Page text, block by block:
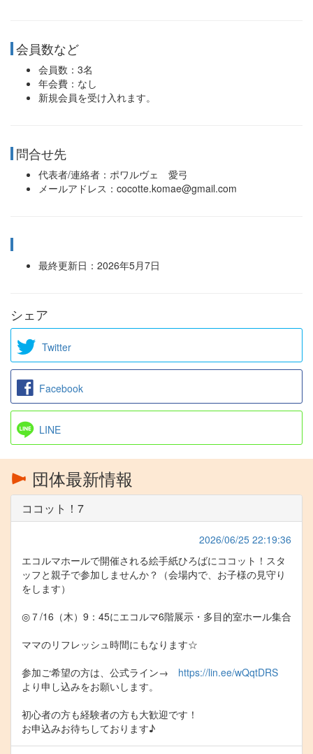
会員数など
会員数：3名
年会費：なし
新規会員を受け入れます。
問合せ先
代表者/連絡者：ポワルヴェ 愛弓
メールアドレス：cocotte.komae@gmail.com
最終更新日：2026年5月7日
シェア
Twitter
Facebook
LINE
団体最新情報
ココット！7
2026/06/25 22:19:36
エコルマホールで開催される絵手紙ひろばにココット！スタ
ッフと親子で参加しませんか？（会場内で、お子様の見守り
をします）
◎７/16（木）9：45にエコルマ6階展示・多目的室ホール集合
ママのリフレッシュ時間にもなります☆
参加ご希望の方は、公式ライン→ https://lin.ee/wQqtDRS
より申し込みをお願いします。
初心者の方も経験者の方も大歓迎です！
お申込みお待ちしております♪